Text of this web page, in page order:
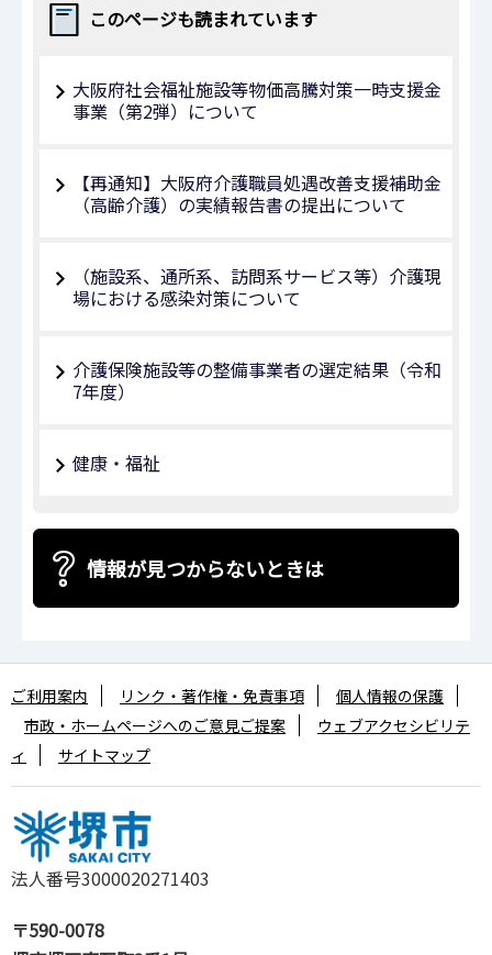
このページも読まれています
大阪府社会福祉施設等物価高騰対策一時支援金
事業（第2弾）について
【再通知】大阪府介護職員処遇改善支援補助金
（高齢介護）の実績報告書の提出について
（施設系、通所系、訪問系サービス等）介護現
場における感染対策について
介護保険施設等の整備事業者の選定結果（令和
7年度）
健康・福祉
情報が見つからないときは
法人番号3000020271403
〒590-0078
ご利用案内 リンク・著作権・免責事項
個人情報の保護
市政・ホームページへのご意見ご提案
ウェブアクセシビリテ
ィ
サイトマップ